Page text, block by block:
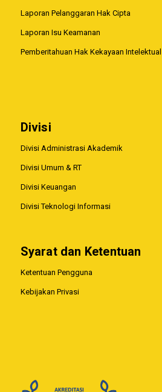
Laporan Pelanggaran Hak Cipta
Laporan Isu Keamanan
Pemberitahuan Hak Kekayaan Intelektual
Divisi
Divisi Administrasi Akademik
Divisi Umum & RT
Divisi Keuangan
Divisi Teknologi Informasi
Syarat dan Ketentuan
Ketentuan Pengguna
Kebijakan Privasi